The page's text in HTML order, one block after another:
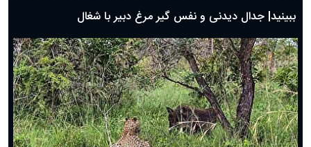
ببینید| جدال دیدنی و نفس گیر مرغ دبیر با شغال